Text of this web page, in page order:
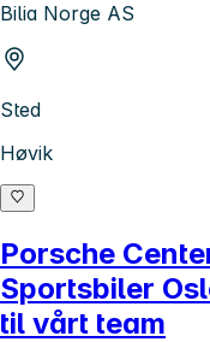
Bilia Norge AS
Sted
Høvik
Porsche
Sportsbiler
til vårt team